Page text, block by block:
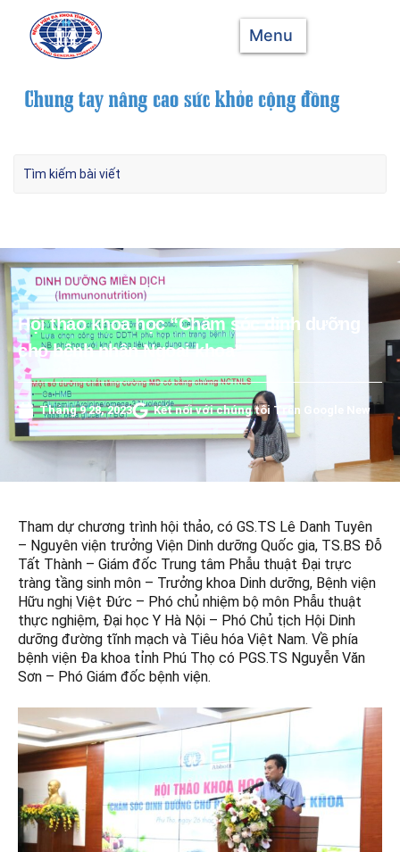
Menu
Hội thảo khoa học “Chăm sóc dinh dưỡng
cho bệnh nhân Ngoại khoa”
Tháng 9 28, 2023 Kết nối với chúng tôi Trên Google New
Tham dự chương trình hội thảo, có GS.TS Lê Danh Tuyên
– Nguyên viện trưởng Viện Dinh dưỡng Quốc gia, TS.BS Đỗ
Tất Thành – Giám đốc Trung tâm Phẫu thuật Đại trực
tràng tầng sinh môn – Trưởng khoa Dinh dưỡng, Bệnh viện
Hữu nghị Việt Đức – Phó chủ nhiệm bộ môn Phẫu thuật
thực nghiệm, Đại học Y Hà Nội – Phó Chủ tịch Hội Dinh
dưỡng đường tĩnh mạch và Tiêu hóa Việt Nam. Về phía
bệnh viện Đa khoa tỉnh Phú Thọ có PGS.TS Nguyễn Văn
Sơn – Phó Giám đốc bệnh viện.